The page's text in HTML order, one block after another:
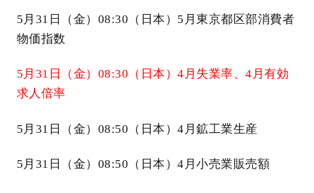
5月31日（金）08:30（日本）5月東京都区部消費者
物価指数
5月31日（金）08:30（日本）4月失業率、4月有効
求人倍率
5月31日（金）08:50（日本）4月鉱工業生産
5月31日（金）08:50（日本）4月小売業販売額